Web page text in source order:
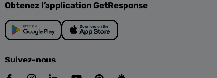
Obtenez l’application GetResponse
Suivez-nous